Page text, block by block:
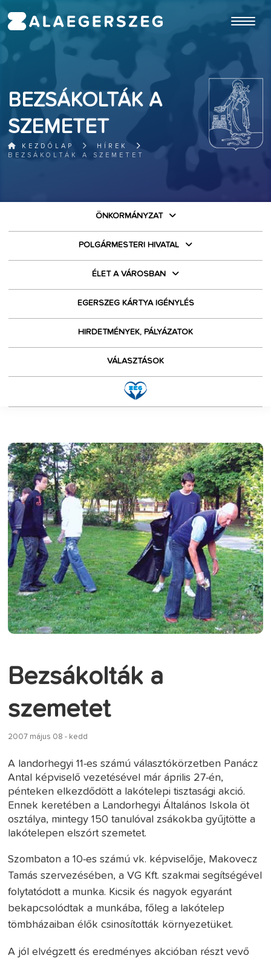
BEZSÁKOLTÁK A
SZEMETET
KEZDŐLAP
HÍREK
BEZSÁKOLTÁK A SZEMETET
ÖNKORMÁNYZAT
POLGÁRMESTERI HIVATAL
ÉLET A VÁROSBAN
EGERSZEG KÁRTYA IGÉNYLÉS
HIRDETMÉNYEK, PÁLYÁZATOK
VÁLASZTÁSOK
Bezsákolták a
szemetet
2007 május 08 - kedd
A landorhegyi 11-es számú választókörzetben Panácz
Antal képviselő vezetésével már április 27-én,
pénteken elkezdődött a lakótelepi tisztasági akció.
Ennek keretében a Landorhegyi Általános Iskola öt
osztálya, mintegy 150 tanulóval zsákokba gyűjtötte a
lakótelepen elszórt szemetet.
Szombaton a 10-es számú vk. képviselője, Makovecz
Tamás szervezésében, a VG Kft. szakmai segítségével
folytatódott a munka. Kicsik és nagyok egyaránt
bekapcsolódtak a munkába, főleg a lakótelep
tömbházaiban élők csinosították környezetüket.
A jól elvégzett és eredményes akcióban részt vevő